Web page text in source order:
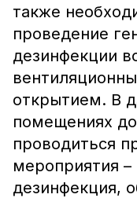
также
проведение
дезинфекции
открытием. В
помещениях
проводиться
мероприятия
дезинфекция,